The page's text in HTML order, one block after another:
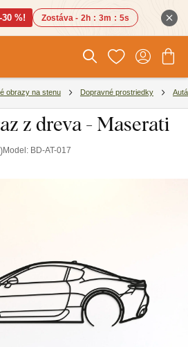
%! Zostáva - 2h : 3m : 5s
obrazy na stenu Dopravné prostriedky Autá
z dreva - Maserati
)Model: BD-AT-017